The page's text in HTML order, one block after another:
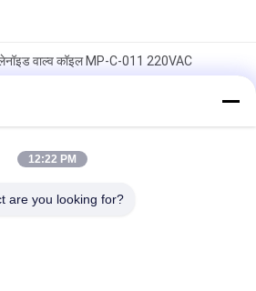
वाल्व कॉइल MP-C-011 220VAC
कॉइल 24V डीसी 110V 230V 50Hz 8W
7/9 12 वी 24 वी 110 वी 220 वी 4.8 डब्ल्यू 6.5
12:22 PM
are you looking for?